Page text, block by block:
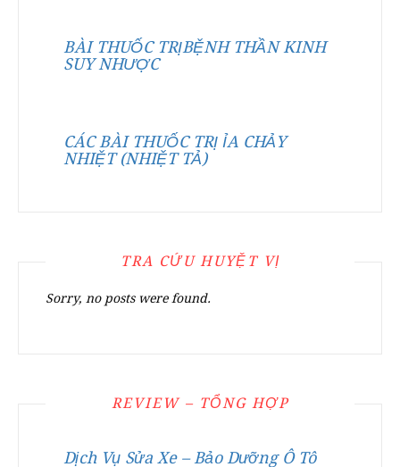
BÀI THUỐC TRỊBỆNH THẦN KINH
SUY NHƯỢC
CÁC BÀI THUỐC TRỊ ỈA CHẢY
NHIỆT (NHIỆT TẢ)
TRA CỨU HUYỆT VỊ
Sorry, no posts were found.
REVIEW – TỔNG HỢP
Dịch Vụ Sửa Xe – Bảo Dưỡng Ô Tô